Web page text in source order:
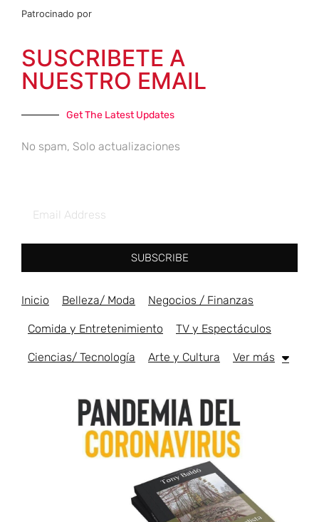
Patrocinado por
SUSCRIBETE A
NUESTRO EMAIL
Get The Latest Updates
No spam, Solo actualizaciones
SUBSCRIBE
Inicio Belleza/ Moda Negocios / Finanzas
Comida y Entretenimiento TV y Espectáculos
Ciencias/ Tecnología Arte y Cultura Ver más